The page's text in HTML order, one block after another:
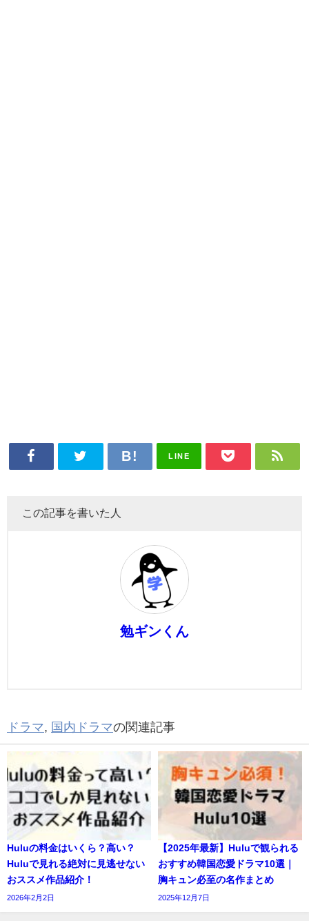
LINE
この記事を書いた人
勉ギンくん
ドラマ, 国内ドラマの関連記事
Huluの料金はいくら？高い？
Huluで見れる絶対に見逃せない
おススメ作品紹介！
2026年2月2日
【2025年最新】Huluで観られる
おすすめ韓国恋愛ドラマ10選｜
胸キュン必至の名作まとめ
2025年12月7日